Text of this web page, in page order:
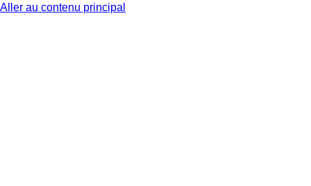
Aller au contenu principal